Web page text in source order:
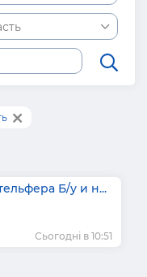
Б/у и н...
Сьогодні в 10:51